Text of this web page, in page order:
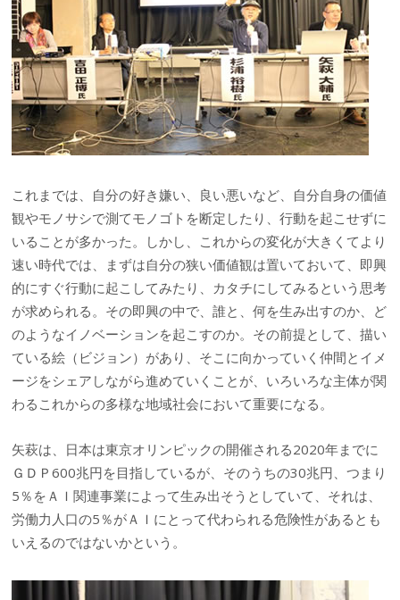
これまでは、自分の好き嫌い、良い悪いなど、自分自身の価値
観やモノサシで測てモノゴトを断定したり、行動を起こせずに
いることが多かった。しかし、これからの変化が大きくてより
速い時代では、まずは自分の狭い価値観は置いておいて、即興
的にすぐ行動に起こしてみたり、カタチにしてみるという思考
が求められる。その即興の中で、誰と、何を生み出すのか、ど
のようなイノベーションを起こすのか。その前提として、描い
ている絵（ビジョン）があり、そこに向かっていく仲間とイメ
ージをシェアしながら進めていくことが、いろいろな主体が関
わるこれからの多様な地域社会において重要になる。
矢萩は、日本は東京オリンピックの開催される2020年までに
ＧＤＰ600兆円を目指しているが、そのうちの30兆円、つまり
5％をＡＩ関連事業によって生み出そうとしていて、それは、
労働力人口の5％がＡＩにとって代わられる危険性があるとも
いえるのではないかという。